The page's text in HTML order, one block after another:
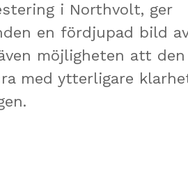
i Northvolt, ger
en fördjupad bild av
möjligheten att
med ytterligare